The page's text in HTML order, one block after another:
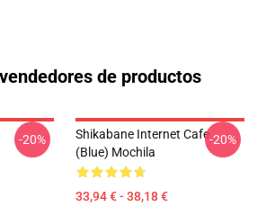
de productos
-20%
Shikabane Internet Cafe
(Blue) Mochila
33,94 € - 38,18 €
-20%